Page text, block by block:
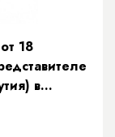
18
в